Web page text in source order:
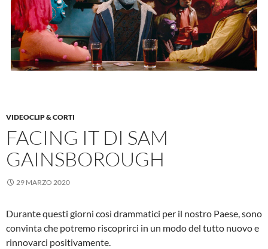
VIDEOCLIP & CORTI
FACING IT DI SAM
GAINSBOROUGH
29 MARZO 2020
Durante questi giorni così drammatici per il nostro Paese, sono
convinta che potremo riscoprirci in un modo del tutto nuovo e
rinnovarci positivamente.